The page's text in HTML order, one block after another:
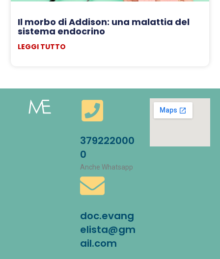
Il morbo di Addison: una malattia del
sistema endocrino
LEGGI TUTTO
379222000
0
Anche Whatsapp
doc.evang
elista@gm
ail.com